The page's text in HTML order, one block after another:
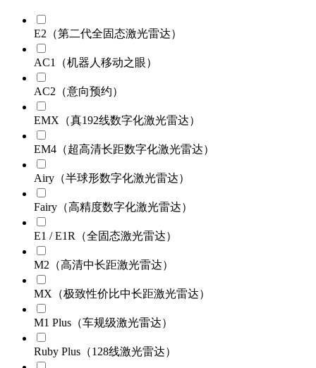
E2（第二代全固态激光雷达）
AC1（机器人移动之眼）
AC2（意向预约）
EMX（真192线数字化激光雷达）
EM4（超高清长距数字化激光雷达）
Airy（半球形数字化激光雷达）
Fairy（高精度数字化激光雷达）
E1 / E1R（全固态激光雷达）
M2（高清中长距激光雷达）
MX（极致性价比中长距激光雷达）
M1 Plus（车规级激光雷达）
Ruby Plus（128线激光雷达）